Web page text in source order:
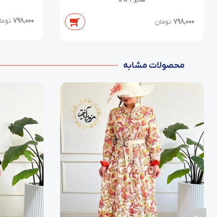
798,000 تومان 798,000
محصولات مشابه